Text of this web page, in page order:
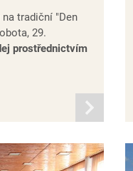
tradiční "Den
29.
prostřednictvím